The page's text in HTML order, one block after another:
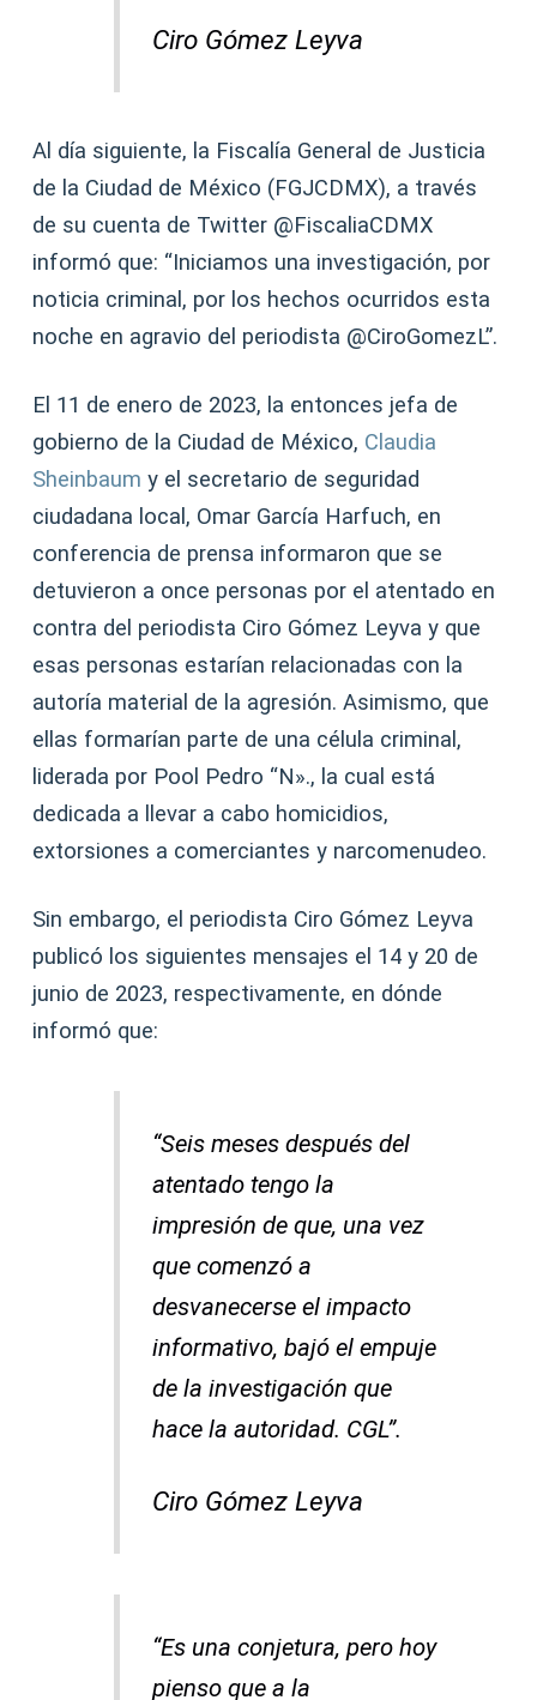
Ciro Gómez Leyva
Al día siguiente, la Fiscalía General de Justicia
de la Ciudad de México (FGJCDMX), a través
de su cuenta de Twitter @FiscaliaCDMX
informó que: “Iniciamos una investigación, por
noticia criminal, por los hechos ocurridos esta
noche en agravio del periodista @CiroGomezL”.
El 11 de enero de 2023, la entonces jefa de
gobierno de la Ciudad de México, Claudia
Sheinbaum y el secretario de seguridad
ciudadana local, Omar García Harfuch, en
conferencia de prensa informaron que se
detuvieron a once personas por el atentado en
contra del periodista Ciro Gómez Leyva y que
esas personas estarían relacionadas con la
autoría material de la agresión. Asimismo, que
ellas formarían parte de una célula criminal,
liderada por Pool Pedro “N»., la cual está
dedicada a llevar a cabo homicidios,
extorsiones a comerciantes y narcomenudeo.
Sin embargo, el periodista Ciro Gómez Leyva
publicó los siguientes mensajes el 14 y 20 de
junio de 2023, respectivamente, en dónde
informó que:
“Seis meses después del
atentado tengo la
impresión de que, una vez
que comenzó a
desvanecerse el impacto
informativo, bajó el empuje
de la investigación que
hace la autoridad. CGL”.
Ciro Gómez Leyva
“Es una conjetura, pero hoy
pienso que a la